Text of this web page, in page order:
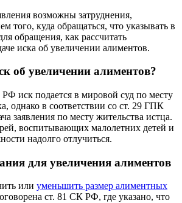
возможны затруднения,
того, куда обращаться, что указывать в
обращения, как рассчитать
иска об увеличении алиментов.
об увеличении алиментов?
иск подается в мировой суд по месту
однако в соответствии со ст. 29 ГПК
заявления по месту жительства истца.
воспитывающих малолетних детей и
надолго отлучиться.
для увеличения алиментов
или уменьшить размер алиментных
ст. 81 СК РФ, где указано, что